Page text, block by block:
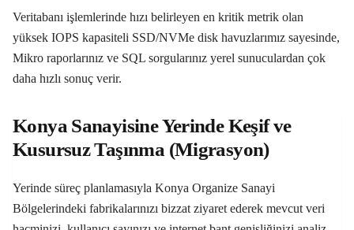
Veritabanı işlemlerinde hızı belirleyen en kritik metrik olan
yüksek IOPS kapasiteli SSD/NVMe disk havuzlarımız sayesinde,
Mikro raporlarınız ve SQL sorgularınız yerel sunuculardan çok
daha hızlı sonuç verir.
Konya Sanayisine Yerinde Keşif ve
Kusursuz Taşınma (Migrasyon)
Yerinde süreç planlamasıyla Konya Organize Sanayi
Bölgelerindeki fabrikalarınızı bizzat ziyaret ederek mevcut veri